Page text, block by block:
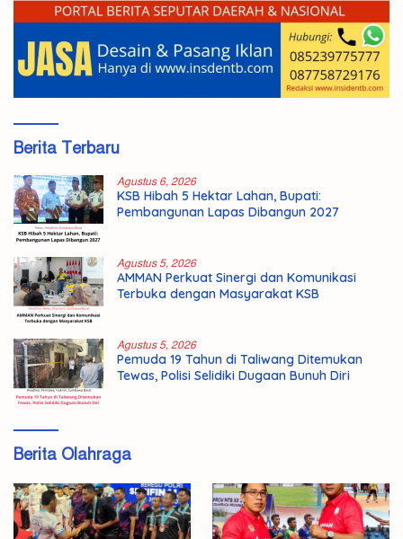
Berita Terbaru
Agustus 6, 2026
KSB Hibah 5 Hektar Lahan, Bupati:
Pembangunan Lapas Dibangun 2027
Agustus 5, 2026
AMMAN Perkuat Sinergi dan Komunikasi
Terbuka dengan Masyarakat KSB
Agustus 5, 2026
Pemuda 19 Tahun di Taliwang Ditemukan
Tewas, Polisi Selidiki Dugaan Bunuh Diri
Berita Olahraga